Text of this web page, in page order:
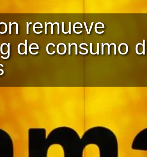
remueve
de consumo